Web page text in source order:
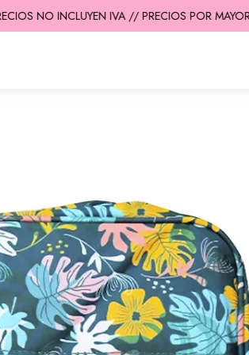
NO INCLUYEN IVA // PRECIOS POR MAYOR //